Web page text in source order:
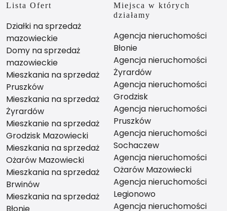
Lista Ofert
Działki na sprzedaż
mazowieckie
Domy na sprzedaż
mazowieckie
Mieszkania na sprzedaż
Pruszków
Mieszkania na sprzedaż
Żyrardów
Mieszkanie na sprzedaż
Grodzisk Mazowiecki
Mieszkania na sprzedaż
Ożarów Mazowiecki
Mieszkania na sprzedaż
Brwinów
Mieszkania na sprzedaż
Miejsca w których
działamy
Agencja nieruchomości
Błonie
Agencja nieruchomości
Żyrardów
Agencja nieruchomości
Grodzisk
Agencja nieruchomości
Pruszków
Agencja nieruchomości
Sochaczew
Agencja nieruchomości
Ożarów Mazowiecki
Agencja nieruchomości
Legionowo
Agencja nieruchomości